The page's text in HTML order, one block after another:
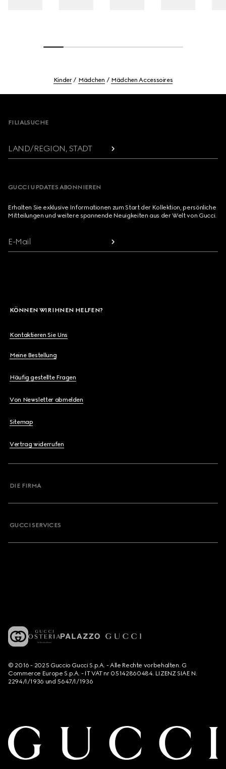
Kinder Mädchen Mädchen Accessoires
FILIALSUCHE
LAND/REGION, STADT
GUCCI UPDATES ABONNIEREN
Erhalten Sie exklusive Informationen zum Start der Kollektion, persönliche
Mitteilungen und weitere spannende Neuigkeiten aus der Welt von Gucci.
E-Mail
KÖNNEN WIR IHNEN HELFEN?
Kontaktieren Sie Uns
Meine Bestellung
Häufig gestellte Fragen
Von Newsletter abmelden
Sitemap
Vertrag widerrufen
DIE FIRMA
GUCCI SERVICES
© 2016 - 2025 Guccio Gucci S.p.A. - Alle Rechte vorbehalten. G
Commerce Europe S.p.A. - IT VAT nr 05142860484. LIZENZ SIAE N.
2294/I/1936 und 5647/I/1936